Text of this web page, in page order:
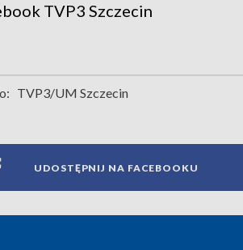
TVP3 Szczecin
TVP3/UM Szczecin
UDOSTĘPNIJ NA FACEBOOKU